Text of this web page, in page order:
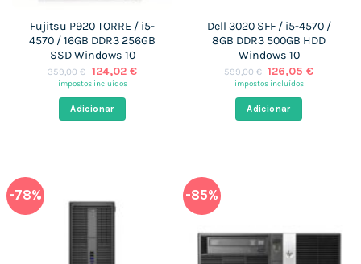
Fujitsu P920 TORRE / i5-
4570 / 16GB DDR3 256GB
SSD Windows 10
359,00€ O
preço
era:
359,00 €.
124,02 €O
impostos incluídos
Adicionar
Dell 3020 SFF / i5-4570 /
8GB DDR3 500GB HDD
Windows 10
599,00€ O
preço
era:
599,00 €.
126,05€O
impostos incluídos
Adicionar
-78% -85%